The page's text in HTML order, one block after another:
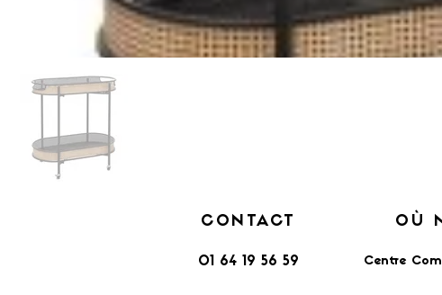
CONTACT
01 64 19 56 59
OÙ
Centre